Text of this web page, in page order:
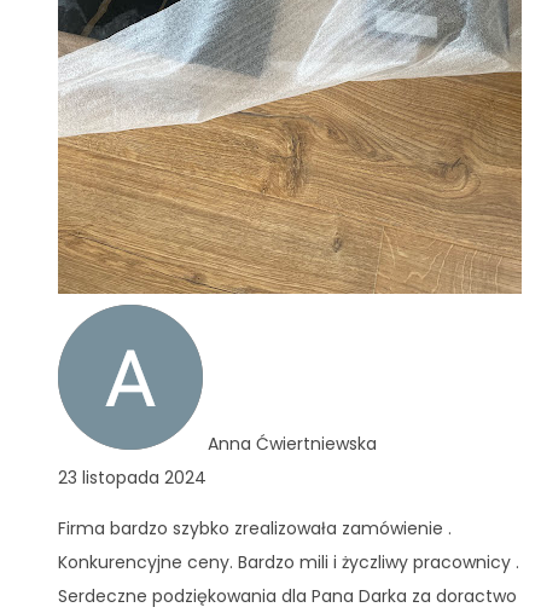
Anna Ćwiertniewska
23 listopada 2024
Firma bardzo szybko zrealizowała zamówienie .
Konkurencyjne ceny. Bardzo mili i życzliwy pracownicy .
Serdeczne podziękowania dla Pana Darka za doractwo